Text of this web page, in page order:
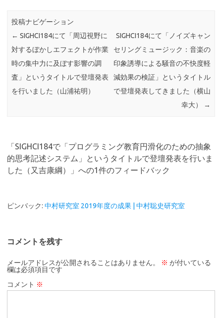
投稿ナビゲーション
← SIGHCI184にて「周辺視野に
対するぼかしエフェクトが作業
時の集中力に及ぼす影響の調
査」というタイトルで登壇発表
を行いました（山浦祐明）
SIGHCI184にて「ノイズキャン
セリングミュージック：音楽の
印象誘導による騒音の不快度軽
減効果の検証」というタイトル
で登壇発表してきました（横山
幸大）
→
「SIGHCI184で「プログラミング教育円滑化のための抽象
的思考記述システム」というタイトルで登壇発表を行いま
した（又吉康綱）
」への1件のフィードバック
ピンバック: 中村研究室 2019年度の成果 | 中村聡史研究室
コメントを残す
メールアドレスが公開されることはありません。 ※ が付いている
欄は必須項目です
コメント ※